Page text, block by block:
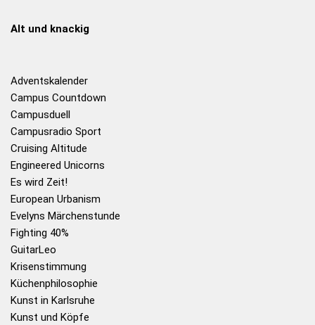
Alt und knackig
Adventskalender
Campus Countdown
Campusduell
Campusradio Sport
Cruising Altitude
Engineered Unicorns
Es wird Zeit!
European Urbanism
Evelyns Märchenstunde
Fighting 40%
GuitarLeo
Krisenstimmung
Küchenphilosophie
Kunst in Karlsruhe
Kunst und Köpfe